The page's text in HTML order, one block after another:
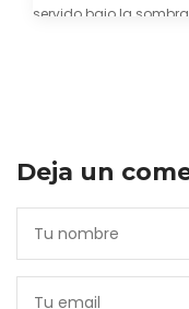
servido bajo la
Deja un